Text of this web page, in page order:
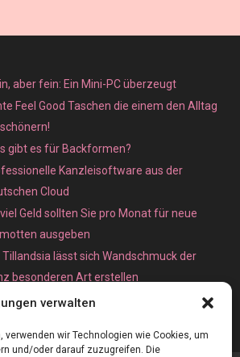
verwalten
wir Technologien wie Cookies, um
und/oder darauf zuzugreifen. Die
aber fein: Ein Mini-PC überzeugt
Feel Good Taschen die einem den Alltag
gibt es für Backformen?
Kanzleisoftware aus der
Cloud
Geld sollten Sie pro Monat für neue
ausgeben
Tillandsia lässt sich Wandschmuck der
besonderen Art erstellen
zwischen Bare-Metal- und